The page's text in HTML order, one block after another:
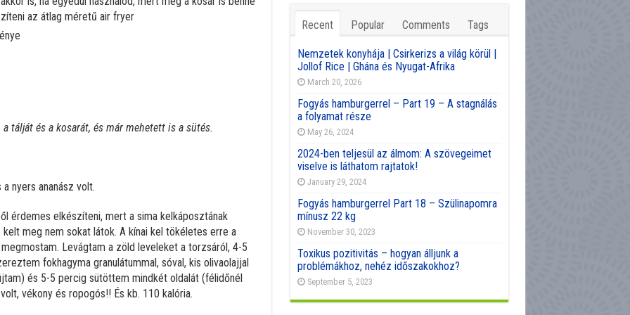
az átlag méretű air fryer
tálját és a kosarát, és már mehetett is a sütés.
nyers ananász volt.
érdemes elkészíteni, mert a sima kelkáposztának
meg nem sokat látok. A kínai kel tökéletes erre a
Levágtam a zöld leveleket a torzsáról, 4-5
fokhagyma granulátummal, sóval, kis olivaolajjal
és 5-5 percig sütöttem mindkét oldalát (félidőnél
vékony és ropogós!! És kb. 110 kalória.
Recent Popular Comments Tags
Nemzetek konyhája | Csirkerizs a világ körül |
Jollof Rice | Ghána és Nyugat-Afrika
March 20, 2026
Fogyás hamburgerrel – Part 19 – A stagnálás
a folyamat része
May 26, 2024
2024-ben teljesül az álmom: A szövegeimet
viselve is láthatom rajtatok!
January 29, 2024
Fogyás hamburgerrel Part 18 – Szülinapomra
mínusz 22 kg
November 30, 2023
Toxikus pozitivitás – hogyan álljunk a
problémákhoz, nehéz időszakokhoz?
September 5, 2023